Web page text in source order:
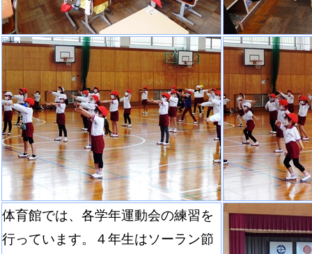
体育館では、各学年運動会の練習を
行っています。４年生はソーラン節